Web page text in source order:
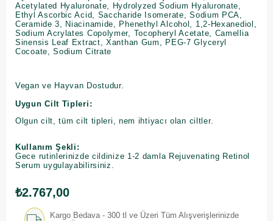
Acetylated Hyaluronate, Hydrolyzed Sodium Hyaluronate,
Ethyl Ascorbic Acid, Saccharide Isomerate, Sodium PCA,
Ceramide 3, Niacinamide, Phenethyl Alcohol, 1,2-Hexanediol,
Sodium Acrylates Copolymer, Tocopheryl Acetate, Camellia
Sinensis Leaf Extract, Xanthan Gum, PEG-7 Glyceryl
Cocoate, Sodium Citrate
Vegan ve Hayvan Dostudur.
Uygun Cilt Tipleri:
Olgun cilt, tüm cilt tipleri, nem ihtiyacı olan ciltler.
Kullanım Şekli:
Gece rutinlerinizde cildinize 1-2 damla Rejuvenating Retinol
Serum uygulayabilirsiniz.
₺2.767,00
Kargo Bedava - 300 tl ve Üzeri Tüm Alışverişlerinizde